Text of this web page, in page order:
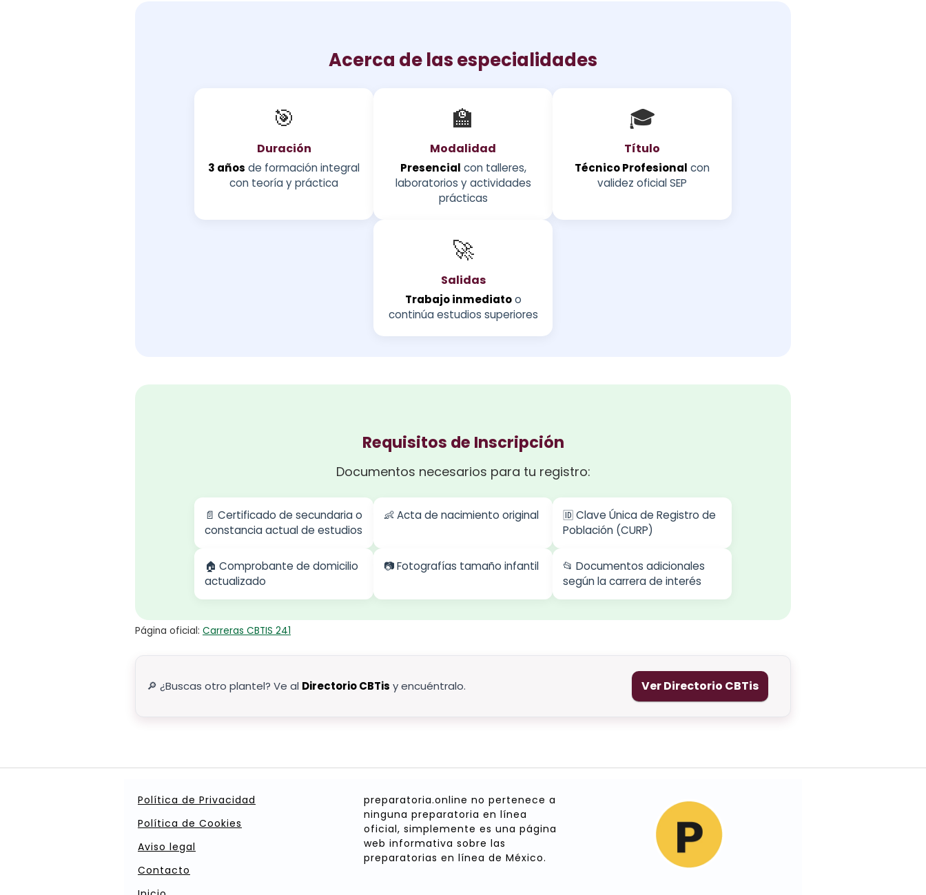
Acerca de las especialidades
🎯
Duración
3 años de formación integral
con teoría y práctica
🏫
Modalidad
Presencial con talleres,
laboratorios y actividades
prácticas
🎓
Título
Técnico Profesional con
validez oficial SEP
🚀
Salidas
Trabajo inmediatoo
continúa estudios superiores
Requisitos de Inscripción
Documentos necesarios para tu registro:
📄 Certificado de secundaria o
constancia actual de estudios
👶 Acta de nacimiento original
🆔 Clave Única de Registro de
Población (CURP)
🏠 Comprobante de domicilio
actualizado
📷 Fotografías tamaño infantil
📂 Documentos adicionales
según la carrera de interés
Página oficial: Carreras CBTIS 241
🔎 ¿Buscas otro plantel? Ve al Directorio CBTis y encuéntralo. Ver Directorio CBTis
Política de Privacidad
Política de Cookies
Aviso legal
Contacto
preparatoria.online no pertenece a
ninguna preparatoria en línea
oficial, simplemente es una página
web informativa sobre las
preparatorias en línea de México.